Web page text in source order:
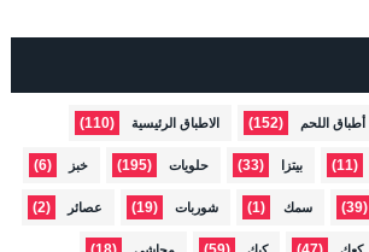
أطباق اللحم (152) الاطباق الرئيسية (110)
(11) بيتزا (33) حلويات (195) خبز (6)
(39) سمك (1) شوربات (19) عصائر (2)